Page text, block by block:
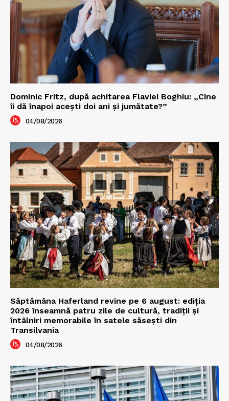
Dominic Fritz, după achitarea Flaviei Boghiu: „Cine
îi dă înapoi aceşti doi ani şi jumătate?”
04/08/2026
Săptămâna Haferland revine pe 6 august: ediția
2026 înseamnă patru zile de cultură, tradiții și
întâlniri memorabile în satele săsești din
Transilvania
04/08/2026